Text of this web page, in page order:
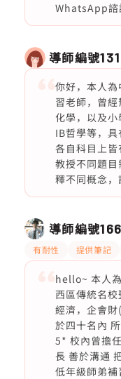
WhatsApp諮
導師編號
你好，本人
習老師，曾
化學，以及
IB哲學等，
各自科目上皆
教授不同題
釋不同概念，
導師編號
有耐性 提供筆記
hello~ 本人
西區傳統名校
經濟，企會
於四十名內
5* 校內曾擔
長 善於溝通
低年級師弟